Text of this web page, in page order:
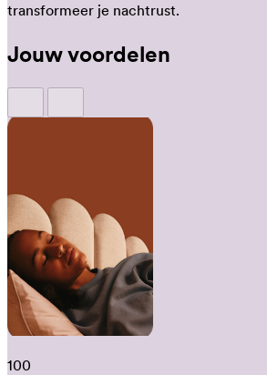
transformeer je nachtrust.
Jouw voordelen
100